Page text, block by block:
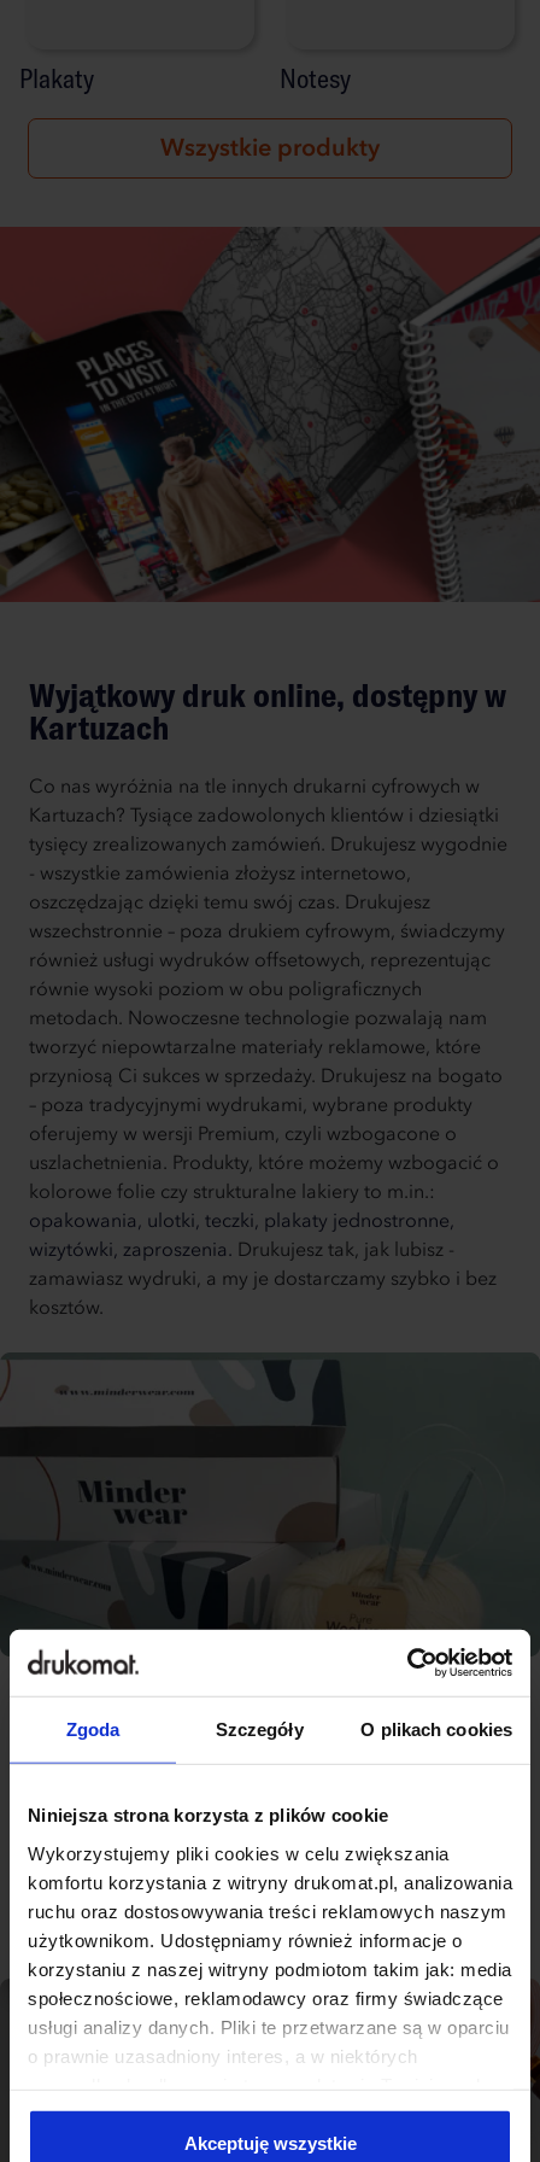
Zgoda Szczegóły O plikach cookies
Niniejsza strona korzysta z plików cookie
Wykorzystujemy pliki cookies w celu zwiększania
komfortu korzystania z witryny drukomat.pl, analizowania
ruchu oraz dostosowywania treści reklamowych naszym
użytkownikom. Udostępniamy również informacje o
korzystaniu z naszej witryny podmiotom takim jak: media
społecznościowe, reklamodawcy oraz firmy świadczące
usługi analizy danych. Pliki te przetwarzane są w oparciu
o prawnie uzasadniony interes, a w niektórych
Niektóre z plików cookies dostarczane i przetwarzane są
przez naszych zewnętrznych partnerów, z których listą
Akceptuję wszystkie
Plakaty Notesy
Wszystkie produkty
Wyjątkowy druk online, dostępny w
Kartuzach
Co nas wyróżnia na tle innych drukarni cyfrowych w
Kartuzach? Tysiące zadowolonych klientów i dziesiątki
tysięcy zrealizowanych zamówień. Drukujesz wygodnie
- wszystkie zamówienia złożysz internetowo,
oszczędzając dzięki temu swój czas. Drukujesz
wszechstronnie – poza drukiem cyfrowym, świadczymy
również usługi wydruków offsetowych, reprezentując
równie wysoki poziom w obu poligraficznych
metodach. Nowoczesne technologie pozwalają nam
tworzyć niepowtarzalne materiały reklamowe, które
przyniosą Ci sukces w sprzedaży. Drukujesz na bogato
– poza tradycyjnymi wydrukami, wybrane produkty
oferujemy w wersji Premium, czyli wzbogacone o
uszlachetnienia. Produkty, które możemy wzbogacić o
kolorowe folie czy strukturalne lakiery to m.in.:
opakowania, ulotki, teczki, plakaty jednostronne,
wizytówki, zaproszenia. Drukujesz tak, jak lubisz -
zamawiasz wydruki, a my je dostarczamy szybko i bez
kosztów.
Najlepsza jakość, konkurencyjne
miarę Kartuz
Sprawdź produkty